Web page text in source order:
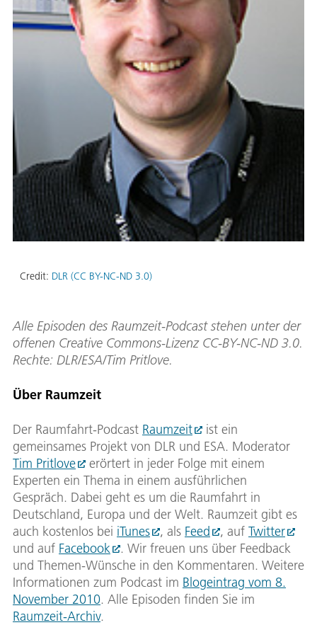
Credit: DLR (CC BY-NC-ND 3.0)
Alle Episoden des Raumzeit-Podcast stehen unter der
offenen Creative Commons-Lizenz CC-BY-NC-ND 3.0.
Rechte: DLR/ESA/Tim Pritlove.
Über Raumzeit
Der Raumfahrt-Podcast Raumzeit
ist ein
gemeinsames Projekt von DLR und ESA. Moderator
Tim Pritlove
erörtert in jeder Folge mit einem
Experten ein Thema in einem ausführlichen
Gespräch. Dabei geht es um die Raumfahrt in
Deutschland, Europa und der Welt. Raumzeit gibt es
auch kostenlos bei iTunes , als Feed , auf Twitter
und auf Facebook
. Wir freuen uns über Feedback
und Themen-Wünsche in den Kommentaren. Weitere
Informationen zum Podcast im Blogeintrag vom 8.
November 2010. Alle Episoden finden Sie im
Raumzeit-Archiv.